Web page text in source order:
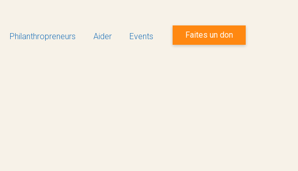
Philanthropreneurs Aider Events Faites un don